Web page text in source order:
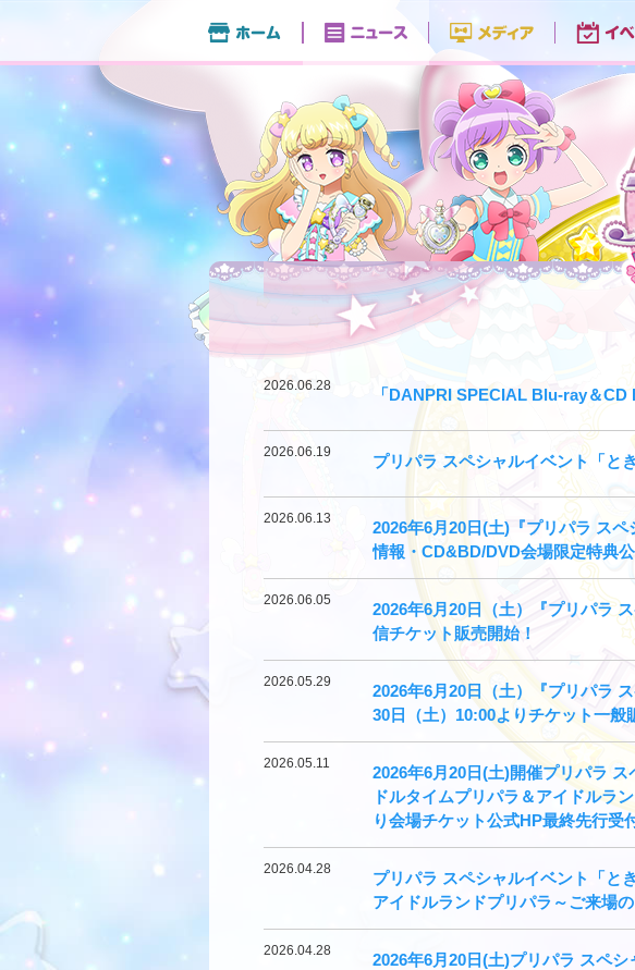
2026.06.28 「DANPRI SPECIAL Blu-ray＆CD
2026.06.19 プリパラ スペシャルイベント「と
2026.06.13
2026年6⽉20⽇(土)『プリパラ ス
情報・CD&BD/DVD会場限定特典
2026.06.05
2026年6⽉20⽇（⼟）『プリパラ
信チケット販売開始！
2026.05.29
2026年6⽉20⽇（⼟）『プリパラ
30⽇（土）10:00よりチケット一般
2026.05.11
2026年6月20日(土)開催プリパラ
ドルタイムプリパラ＆アイドルラ
り会場チケット公式HP最終先行受
2026.04.28
プリパラ スペシャルイベント「と
アイドルランドプリパラ～ご来場
2026.04.28
2026年6月20日(土)プリパラ スペ